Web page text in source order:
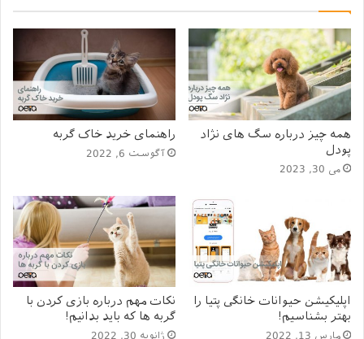
ایجاد مشکلات بسیار جدی‌ای بشود و بهتر است در هنگام
سرپرستی گرفتن خرگوش ابتدا آن را به دامپزشکی ببرید و از
سلامت کامل او اطمینان خاطر پیدا کنید و سپس خرگوش
خود را به خانه بیاورید.
بیماری های واگیردار خرگوش
همه چیز درباره سگ های نژاد
پودل
می 30, 2023
راهنمای خرید خاک گربه
آگوست 6, 2022
اپلیکیشن حیوانات خانگی پتیا را
بهتر بشناسیم!
نکات مهم درباره بازی کردن با
گربه ها که باید بدانیم!